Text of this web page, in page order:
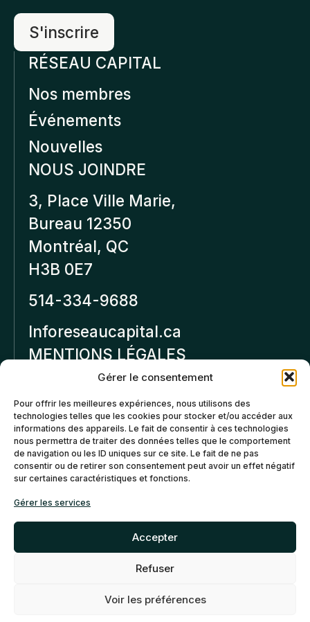
Gérer le consentement
Pour offrir les meilleures expériences, nous utilisons des
technologies telles que les cookies pour stocker et/ou accéder aux
informations des appareils. Le fait de consentir à ces technologies
nous permettra de traiter des données telles que le comportement
de navigation ou les ID uniques sur ce site. Le fait de ne pas
consentir ou de retirer son consentement peut avoir un effet négatif
sur certaines caractéristiques et fonctions.
Gérer les services
Accepter
Refuser
Voir les préférences
RÉSEAU CAPITAL
Nos membres
Événements
Nouvelles
NOUS JOINDRE
3, Place Ville Marie,
Bureau 12350
Montréal, QC
H3B 0E7
514-334-9688
Inforeseaucapital.ca
MENTIONS LÉGALES
Politique de
confidentialité
Politiques d’annulation et
de remboursement
Politique de cookies (CA)
©2026 Réseau Capital. Tous
droits reservés -
My Little
- Agence web